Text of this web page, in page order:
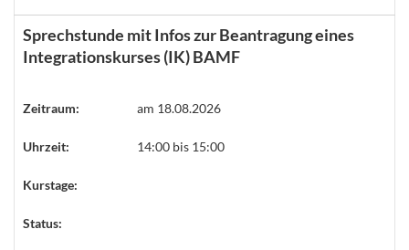
Sprechstunde mit Infos zur Beantragung eines
Integrationskurses (IK) BAMF
Zeitraum: am 18.08.2026
Uhrzeit: 14:00 bis 15:00
Kurstage:
Status: